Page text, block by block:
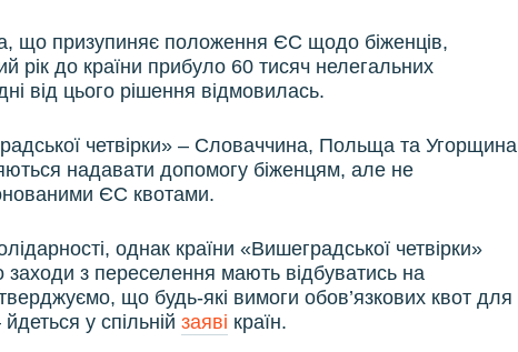
що призупиняє положення ЄС щодо біженців,
рік до країни прибуло 60 тисяч нелегальних
від цього рішення відмовилась.
четвірки» – Словаччина, Польща та Угорщина
надавати допомогу біженцям, але не
ЄС квотами.
однак країни «Вишеградської четвірки»
з переселення мають відбуватись на
що будь-які вимоги обов’язкових квот для
у спільнійзаяві країн.